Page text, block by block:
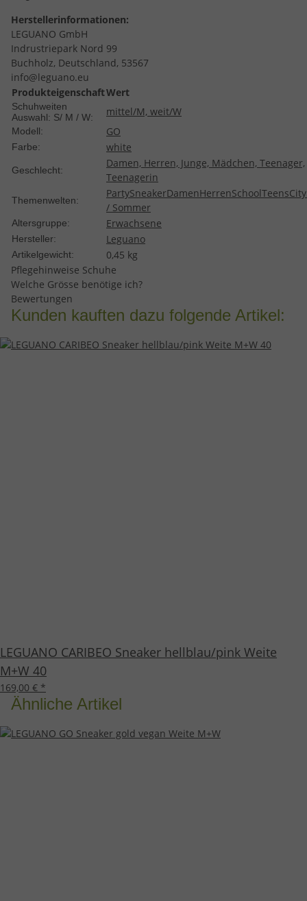
Herstellerinformationen:
LEGUANO GmbH
Indrustriepark Nord 99
Buchholz, Deutschland, 53567
info@leguano.eu
ProdukteigenschaftWert
Schuhweiten
Auswahl: S/ M / W:
mittel/M, weit/W
Modell: GO
Farbe: white
Geschlecht:
Damen, Herren, Junge, Mädchen, Teenager,
Teenagerin
Themenwelten:
PartySneakerDamenHerrenSchoolTeensCity
/ Sommer
Altersgruppe: Erwachsene
Hersteller: Leguano
Artikelgewicht: 0,45 kg
Pflegehinweise Schuhe
Welche Grösse benötige ich?
Bewertungen
Kunden kauften dazu folgende Artikel:
LEGUANO CARIBEO Sneaker hellblau/pink Weite
M+W 40
169,00 € *
Ähnliche Artikel